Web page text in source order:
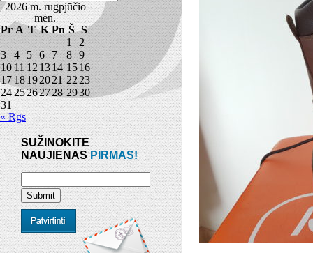
2026 m. rugpjūčio
mėn.
Pr A T K Pn Š S
1
2
3
4 5 6 7 8 9
1011 121314 1516
1718192021 2223
2425262728 2930
31
« Rgs
SUŽINOKITE
NAUJIENASPIRMAS!